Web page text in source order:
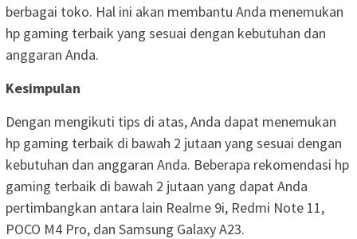
berbagai toko. Hal ini akan membantu Anda menemukan
hp gaming terbaik yang sesuai dengan kebutuhan dan
anggaran Anda.
Kesimpulan
Dengan mengikuti tips di atas, Anda dapat menemukan
hp gaming terbaik di bawah 2 jutaan yang sesuai dengan
kebutuhan dan anggaran Anda. Beberapa rekomendasi hp
gaming terbaik di bawah 2 jutaan yang dapat Anda
pertimbangkan antara lain Realme 9i, Redmi Note 11,
POCO M4 Pro, dan Samsung Galaxy A23.